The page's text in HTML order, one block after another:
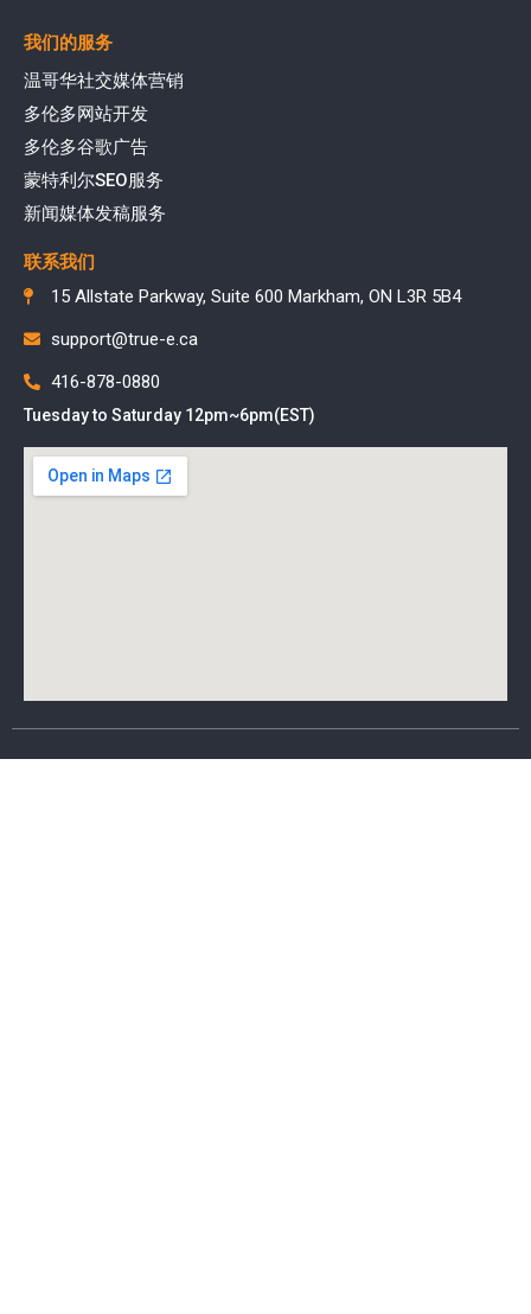
我们的服务
温哥华社交媒体营销
多伦多网站开发
多伦多谷歌广告
蒙特利尔SEO服务
新闻媒体发稿服务
联系我们
15 Allstate Parkway, Suite 600 Markham, ON L3R 5B4
support@true-e.ca
416-878-0880
Tuesday to Saturday 12pm~6pm(EST)